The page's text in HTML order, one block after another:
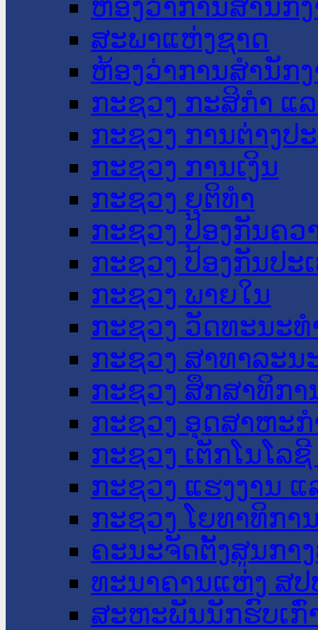
ຫ້ອງວ່າການສໍານັກ
ສະພາແຫ່ງຊາດ
ຫ້ອງວ່າການສຳນັກ
ກະຊວງ ກະສິກຳ ແ
ກະຊວງ ການຕ່າງປ
ກະຊວງ ການເງິນ
ກະຊວງ ຍຸຕິທໍາ
ກະຊວງ ປ້ອງກັນຄວ
ກະຊວງ ປ້ອງກັນປະ
ກະຊວງ ພາຍໃນ
ກະຊວງ ວັດທະນະ
ກະຊວງ ສາທາລະນ
ກະຊວງ ສຶກສາທິກາ
ກະຊວງ ອຸດສາຫະ
ກະຊວງ ເຕັກໂນໂລ
ກະຊວງ ແຮງງານ
ກະຊວງ ໂຍທາທິກາ
ຄະນະຈັດຕັ້ງສູນກາ
ທະນາຄານແຫ່ງ ສປ
ສະຫະພັນນັກຮົບເກົ່